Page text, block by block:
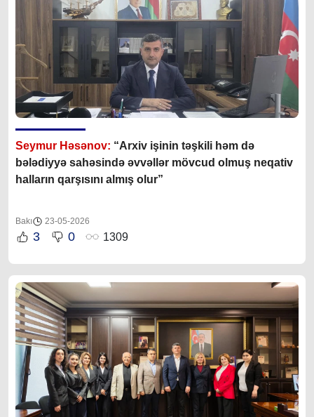
Seymur Həsənov: “Arxiv işinin təşkili həm də
bələdiyyə sahəsində əvvəllər mövcud olmuş neqativ
halların qarşısını almış olur”
Bakı 23-05-2026
3 0 1309